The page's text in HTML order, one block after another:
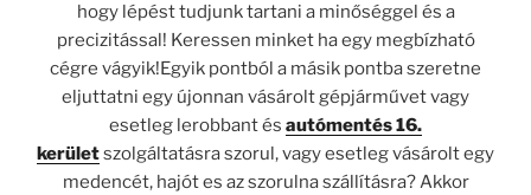
hogy lépést tudjunk tartani a minőséggel és a
precizitással! Keressen minket ha egy megbízható
cégre vágyik!Egyik pontból a másik pontba szeretne
eljuttatni egy újonnan vásárolt gépjárművet vagy
esetleg lerobbant és autómentés 16.
kerületszolgáltatásra szorul, vagy esetleg vásárolt egy
medencét, hajót es az szorulna szállításra? Akkor